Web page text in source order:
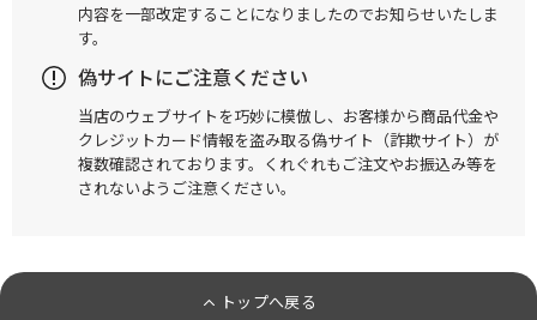
内容を一部改定することになりましたのでお知らせいたしま
す。
偽サイトにご注意ください
当店のウェブサイトを巧妙に模倣し、お客様から商品代金や
クレジットカード情報を盗み取る偽サイト（詐欺サイト）が
複数確認されております。くれぐれもご注文やお振込み等を
されないようご注意ください。
トップへ戻る